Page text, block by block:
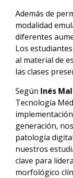
Además de
modalidad
diferentes
Los
al material de
las clases
Según Inés
Tecnología
generación,
patología
nuestros
clave para
morfológico